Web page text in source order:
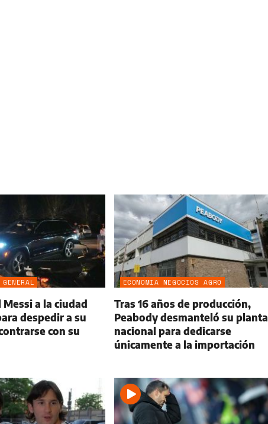
a la ciudad
despedir a su
con su
ECONOMÍA NEGOCIOS AGRO
Tras 16 años de producción,
Peabody desmanteló su planta
nacional para dedicarse
únicamente a la importación